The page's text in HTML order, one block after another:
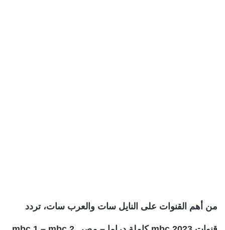
من أهم القنوات على النايل سات والعرب سات، تردد